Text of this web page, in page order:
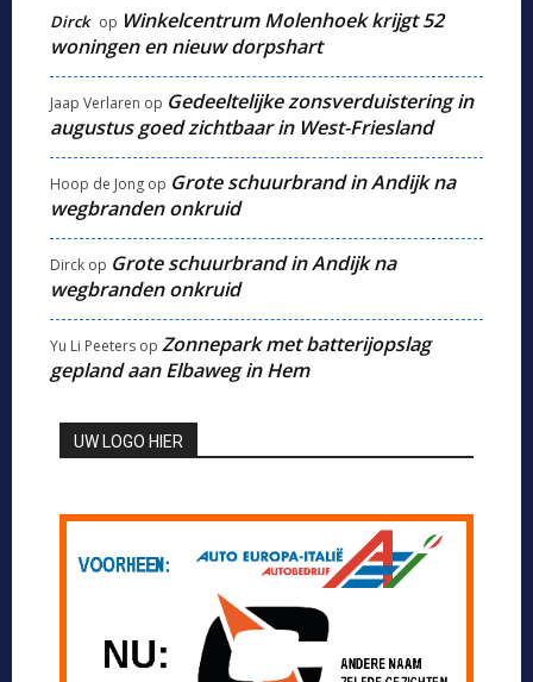
Dirck op Winkelcentrum Molenhoek krijgt 52
woningen en nieuw dorpshart
Jaap Verlaren op Gedeeltelijke zonsverduistering in
augustus goed zichtbaar in West-Friesland
Hoop de Jong op Grote schuurbrand in Andijk na
wegbranden onkruid
Dirck op Grote schuurbrand in Andijk na
wegbranden onkruid
Yu Li Peeters op Zonnepark met batterijopslag
gepland aan Elbaweg in Hem
UW LOGO HIER